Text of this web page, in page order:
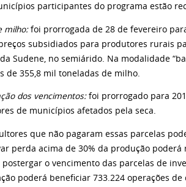
participantes do programa estão
milho:foi prorrogada de 28 de fevereiro
subsidiados para produtores rurais
Sudene, no semiárido. Na modalidade
de 355,8 mil toneladas de milho.
dos vencimentos:foi prorrogado para
de municípios afetados pela seca.
que não pagaram essas parcelas
perda acima de 30% da produção
postergar o vencimento das parcelas de
poderá beneficiar 733.224 operações